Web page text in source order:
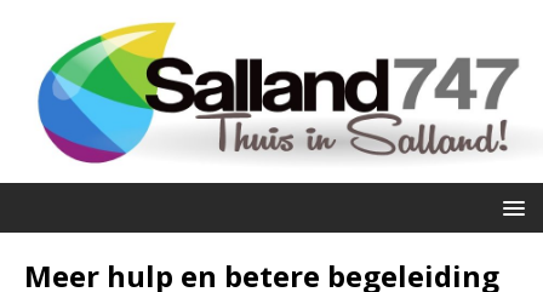
Meer hulp en betere begeleiding